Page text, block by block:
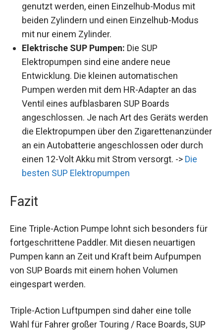
genutzt werden, einen Einzelhub-Modus mit
beiden Zylindern und einen Einzelhub-Modus
mit nur einem Zylinder.
Elektrische SUP Pumpen: Die SUP
Elektropumpen sind eine andere neue
Entwicklung. Die kleinen automatischen
Pumpen werden mit dem HR-Adapter an das
Ventil eines aufblasbaren SUP Boards
angeschlossen. Je nach Art des Geräts werden
die Elektropumpen über den Zigarettenanzünder
an ein Autobatterie angeschlossen oder durch
einen 12-Volt Akku mit Strom versorgt. -> Die
besten SUP Elektropumpen
Fazit
Eine Triple-Action Pumpe lohnt sich besonders für
fortgeschrittene Paddler. Mit diesen neuartigen
Pumpen kann an Zeit und Kraft beim Aufpumpen
von SUP Boards mit einem hohen Volumen
eingespart werden.
Triple-Action Luftpumpen sind daher eine tolle
Wahl für Fahrer großer Touring / Race Boards, SUP